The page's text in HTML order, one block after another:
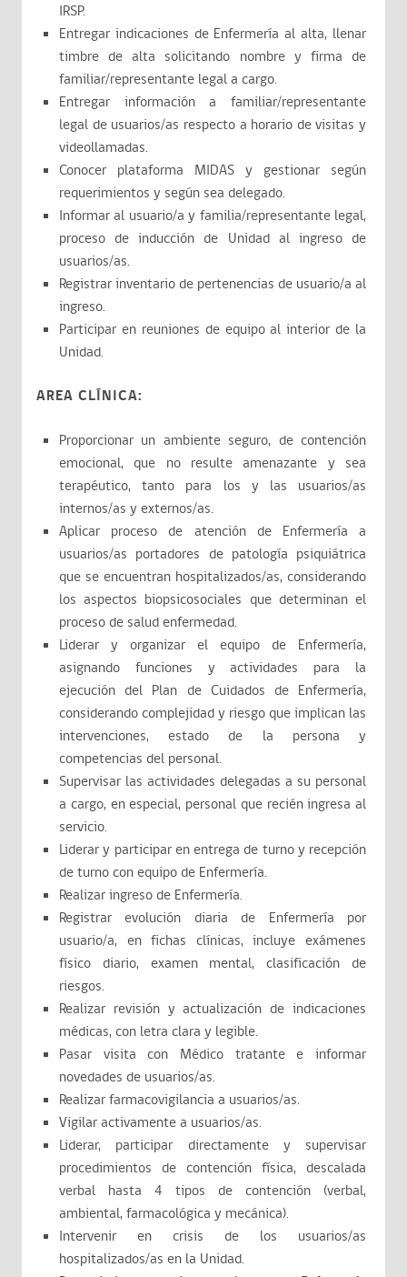
IRSP.
Entregar indicaciones de Enfermería al alta, llenar
timbre de alta solicitando nombre y firma de
familiar/representante legal a cargo.
Entregar información a familiar/representante
legal de usuarios/as respecto a horario de visitas y
videollamadas.
Conocer plataforma MIDAS y gestionar según
requerimientos y según sea delegado.
Informar al usuario/a y familia/representante legal,
proceso de inducción de Unidad al ingreso de
usuarios/as.
Registrar inventario de pertenencias de usuario/a al
ingreso.
Participar en reuniones de equipo al interior de la
Unidad.
AREA CLÍNICA:
Proporcionar un ambiente seguro, de contención
emocional, que no resulte amenazante y sea
terapéutico, tanto para los y las usuarios/as
internos/as y externos/as.
Aplicar proceso de atención de Enfermería a
usuarios/as portadores de patología psiquiátrica
que se encuentran hospitalizados/as, considerando
los aspectos biopsicosociales que determinan el
proceso de salud enfermedad.
Liderar y organizar el equipo de Enfermería,
asignando funciones y actividades para la
ejecución del Plan de Cuidados de Enfermería,
considerando complejidad y riesgo que implican las
intervenciones, estado de la persona y
competencias del personal.
Supervisar las actividades delegadas a su personal
a cargo, en especial, personal que recién ingresa al
servicio.
Liderar y participar en entrega de turno y recepción
de turno con equipo de Enfermería.
Realizar ingreso de Enfermería.
Registrar evolución diaria de Enfermería por
usuario/a, en fichas clínicas, incluye exámenes
físico diario, examen mental, clasificación de
riesgos.
Realizar revisión y actualización de indicaciones
médicas, con letra clara y legible.
Pasar visita con Médico tratante e informar
novedades de usuarios/as.
Realizar farmacovigilancia a usuarios/as.
Vigilar activamente a usuarios/as.
Liderar, participar directamente y supervisar
procedimientos de contención física, descalada
verbal hasta 4 tipos de contención (verbal,
ambiental, farmacológica y mecánica).
Intervenir en crisis de los usuarios/as
hospitalizados/as en la Unidad.